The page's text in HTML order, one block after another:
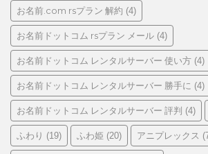
お名前.com rsプラン 解約 (4)
お名前ドットコム rsプラン メール (4)
お名前ドットコム レンタルサーバー 使い方 (4)
お名前ドットコム レンタルサーバー 勝手に (4)
お名前ドットコム レンタルサーバー 評判 (4)
ふわり (19) ふわ姫 (20) アニプレックス